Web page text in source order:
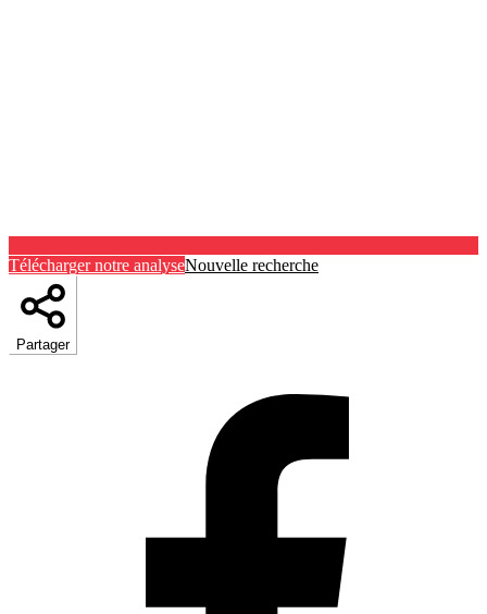
Télécharger notre analyseNouvelle recherche
Partager